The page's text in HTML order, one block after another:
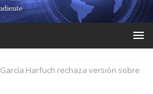
García Harfuch rechaza versión sobre